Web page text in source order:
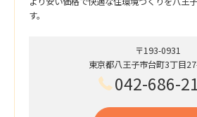
す。
〒193-0931
東京都八王子市台町3丁目
042-686-